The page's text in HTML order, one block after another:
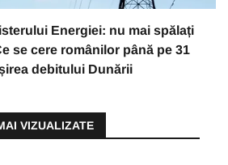
Energiei: nu mai spălați
se cere românilor până pe 31
debitului Dunării
VIZUALIZATE